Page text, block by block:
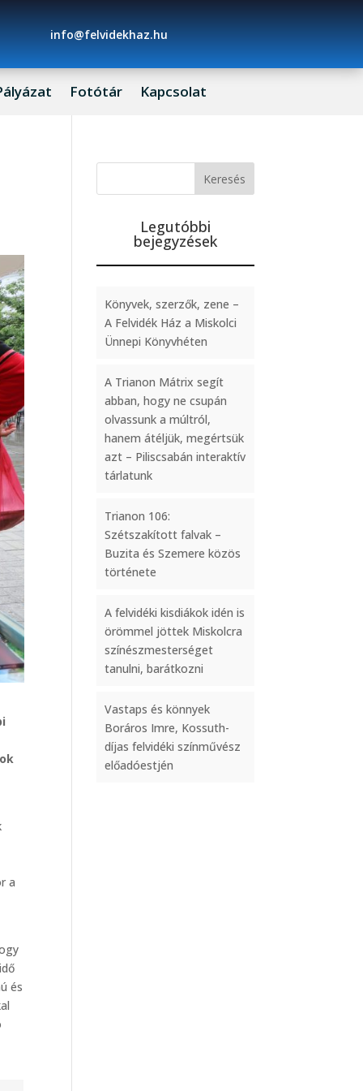
info@felvidekhaz.hu
Fotótár Kapcsolat
a
és
Legutóbbi
bejegyzések
Könyvek, szerzők, zene –
A Felvidék Ház a Miskolci
Ünnepi Könyvhéten
A Trianon Mátrix segít
abban, hogy ne csupán
olvassunk a múltról,
hanem átéljük, megértsük
azt – Piliscsabán interaktív
tárlatunk
Trianon 106:
Szétszakított falvak –
Buzita és Szemere közös
története
A felvidéki kisdiákok idén is
örömmel jöttek Miskolcra
színészmesterséget
tanulni, barátkozni
Vastaps és könnyek
Boráros Imre, Kossuth-
díjas felvidéki színművész
előadóestjén